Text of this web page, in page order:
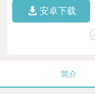
安卓下载
简介